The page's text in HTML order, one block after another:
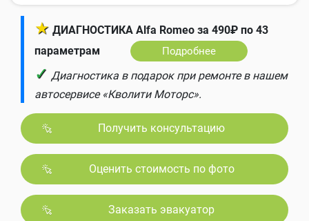
★ ДИАГНОСТИКА Alfa Romeo за 490₽ по 43
параметрам
Подробнее
✓ Диагностика в подарок при ремонте в нашем
автосервисе «Кволити Моторс».
Получить консультацию
Оценить стоимость по фото
Заказать эвакуатор